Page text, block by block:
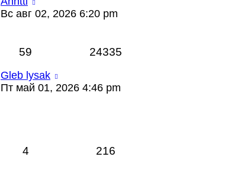
Вс авг 02, 2026 6:20 pm
59 24335
Gleb lysak
Пт май 01, 2026 4:46 pm
4 216